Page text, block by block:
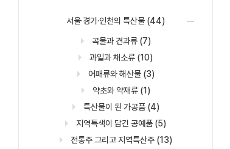
서울·경기·인천의 특산물 (44)
곡물과 견과류 (7)
과일과 채소류 (10)
어패류와 해산물 (3)
약초와 약재류 (1)
특산물이 된 가공품 (4)
지역특색이 담긴 공예품 (5)
전통주 그리고 지역특산주 (13)